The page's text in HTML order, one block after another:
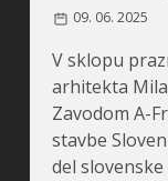
09. 06. 2025
V sklopu
arhitekta
Zavodom A-
stavbe
del